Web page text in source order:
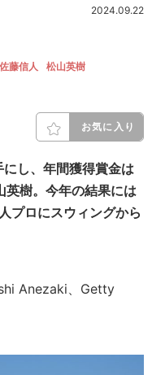
2024.09.22
佐藤信人 松山英樹
お気に入り
し、年間獲得賞金は
英樹。今年の結果には
プロにスウィングから
Anezaki、Getty